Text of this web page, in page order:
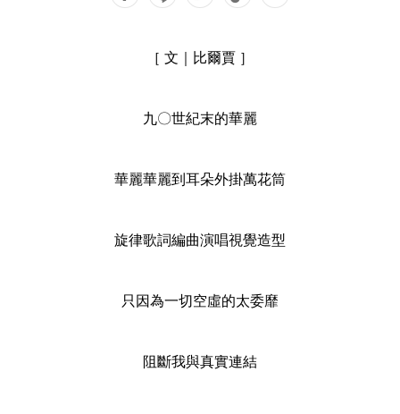
［ 文｜比爾賈 ］
九〇世紀末的華麗
華麗華麗到耳朵外掛萬花筒
旋律歌詞編曲演唱視覺造型
只因為一切空虛的太委靡
阻斷我與真實連結